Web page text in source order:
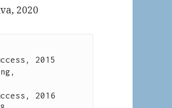
2020